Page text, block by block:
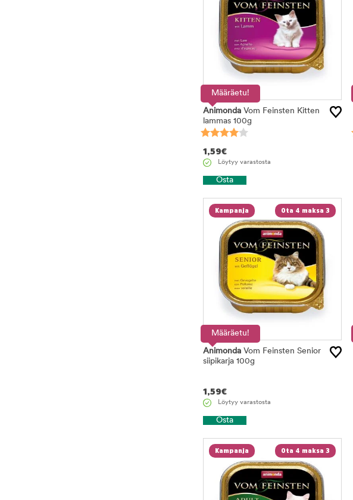
Määräetu!
Animonda Vom Feinsten Kitten
lammas 100g
1,59€
Löytyy varastosta
Osta
Kampanja Ota 4 maksa 3
Määräetu!
Animonda Vom Feinsten Senior
siipikarja 100g
1,59€
Löytyy varastosta
Osta
Kampanja Ota 4 maksa 3